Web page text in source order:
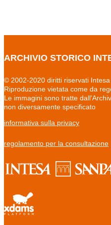
ARCHIVIO STORICO
© 2002-2020 diritti riservati Intesa
Riproduzione vietata come da
Le immagini sono tratte
non diversamente specificato
informativa sulla privacy
regolamento per la consultazione